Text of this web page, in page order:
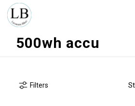
500wh accu
Filters